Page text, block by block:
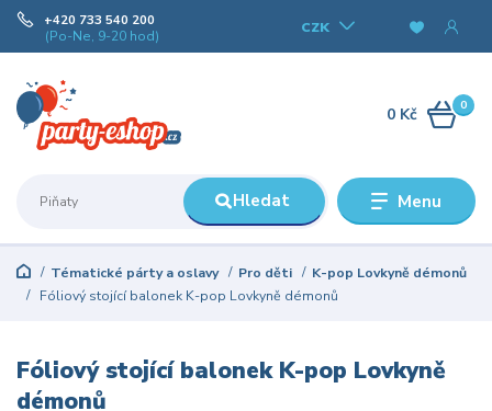
Menu
CZK
Hledat
+420 733 540 200
(Po-Ne, 9-20 hod)
0
0 Kč
Tématické párty a oslavy Pro děti
K-pop Lovkyně démonů
Fóliový stojící balonek K-pop Lovkyně démonů
Fóliový stojící balonek K-pop Lovkyně
démonů